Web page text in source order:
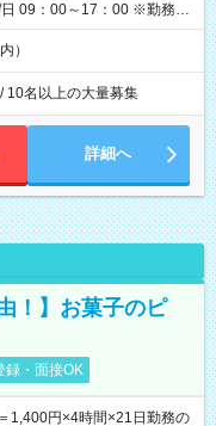
09：00～17：00 ※勤務時
）
10名以上の大量募集
詳細へ
！】お菓子のピ
録・面接OK
1,400円×4時間×21日勤務の